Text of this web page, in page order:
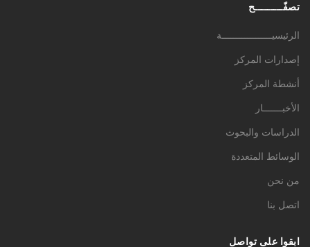
تصفّـــــــــح
الرئيسيــــــــــــــــــة
إصدارات المركز
أنشطة المركز
الأخبـــــــار
الدراسات والبحوث
الوسائط المتعددة
من نحن
اتصل بنا
ابقوا على تواصل